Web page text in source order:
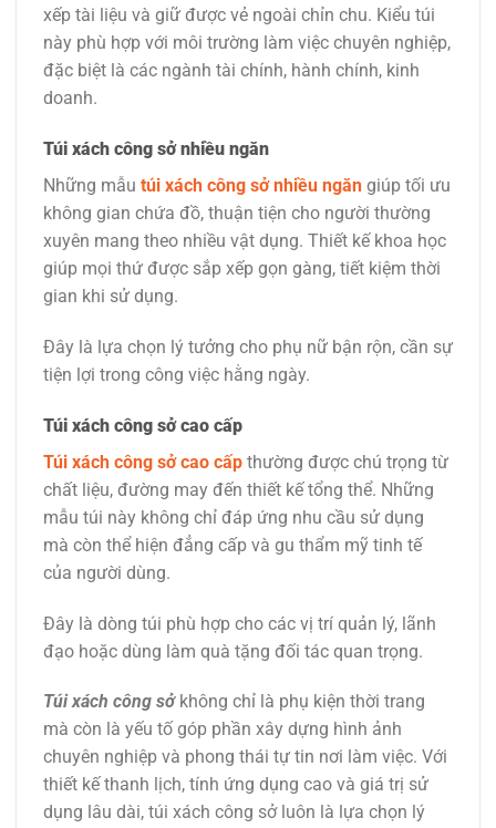
xếp tài liệu và giữ được vẻ ngoài chỉn chu. Kiểu túi
này phù hợp với môi trường làm việc chuyên nghiệp,
đặc biệt là các ngành tài chính, hành chính, kinh
doanh.
Túi xách công sở nhiều ngăn
Những mẫu túi xách công sở nhiều ngăn giúp tối ưu
không gian chứa đồ, thuận tiện cho người thường
xuyên mang theo nhiều vật dụng. Thiết kế khoa học
giúp mọi thứ được sắp xếp gọn gàng, tiết kiệm thời
gian khi sử dụng.
Đây là lựa chọn lý tưởng cho phụ nữ bận rộn, cần sự
tiện lợi trong công việc hằng ngày.
Túi xách công sở cao cấp
Túi xách công sở cao cấp thường được chú trọng từ
chất liệu, đường may đến thiết kế tổng thể. Những
mẫu túi này không chỉ đáp ứng nhu cầu sử dụng
mà còn thể hiện đẳng cấp và gu thẩm mỹ tinh tế
của người dùng.
Đây là dòng túi phù hợp cho các vị trí quản lý, lãnh
đạo hoặc dùng làm quà tặng đối tác quan trọng.
Túi xách công sởkhông chỉ là phụ kiện thời trang
mà còn là yếu tố góp phần xây dựng hình ảnh
chuyên nghiệp và phong thái tự tin nơi làm việc. Với
thiết kế thanh lịch, tính ứng dụng cao và giá trị sử
dụng lâu dài, túi xách công sở luôn là lựa chọn lý